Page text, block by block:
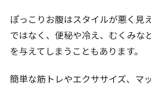
ぽっこりお腹はスタイルが悪く見
ではなく、便秘や冷え、むくみな
を与えてしまうこともあります。
簡単な筋トレやエクササイズ、マ